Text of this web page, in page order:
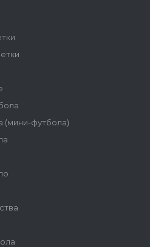
(мини-футбола)